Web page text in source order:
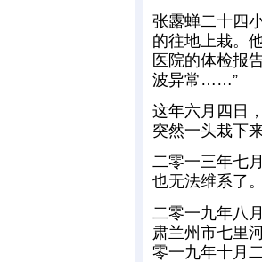
张露蝉二十四
的往地上栽。
医院的体检报
波异常……”
这年六月四日
突然一头栽下
二零一三年七
也无法维系了
二零一九年八
肃兰州市七里
零一九年十月